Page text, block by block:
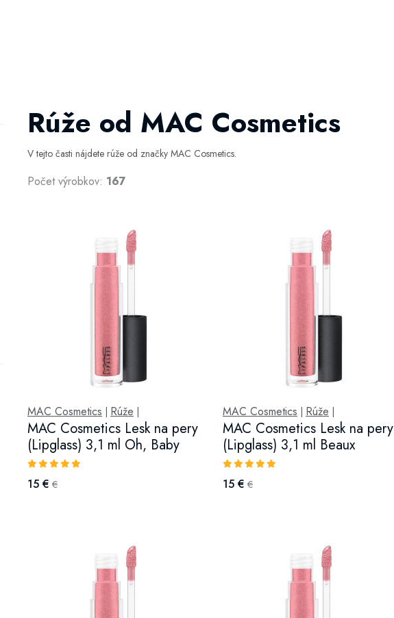
Rúže od MAC Cosmetics
V tejto časti nájdete rúže od značky MAC Cosmetics.
Počet výrobkov: 167
MAC Cosmetics Rúže
MAC Cosmetics Lesk na pery
(Lipglass) 3,1 ml Oh, Baby
15 € €
MAC Cosmetics Rúže
MAC Cosmetics Lesk na pery
(Lipglass) 3,1 ml Beaux
15 € €